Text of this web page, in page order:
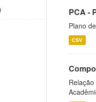
PCA -
Plano
CSV